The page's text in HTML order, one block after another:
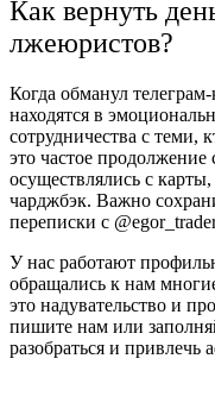
Как вернуть
лжеюристов?
Когда обманул
находятся в
сотрудничества с теми,
это частое
осуществлялись с
чарджбэк. Важно
переписки с
У нас работают
обращались к нам
это надувательство и
пишите нам или
разобраться и привлечь